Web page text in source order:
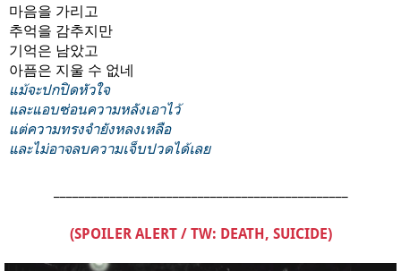
마음을 가리고
추억을 감추지만
기억은 남았고
아픔은 지울 수 없네
แม้จะปกปิดหัวใจ
และแอบซ่อนความหลังเอาไว้
แต่ความทรงจำยังหลงเหลือ
และไม่อาจลบความเจ็บปวดได้เลย
(SPOILER ALERT / TW: DEATH, SUICIDE)